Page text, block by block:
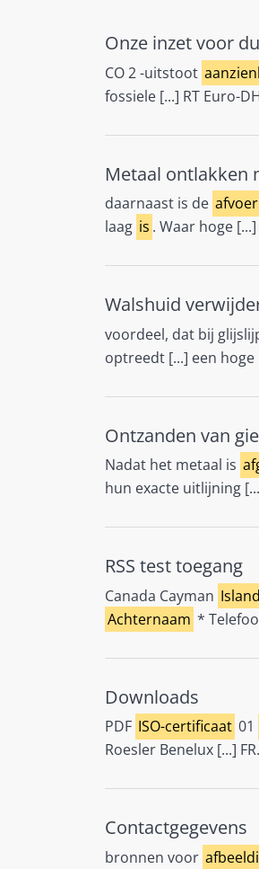
Onze inzet voor
CO 2 -uitstoot
fossiele [...] RT Euro-
Metaal ontlakken
daarnaast is de afvoer
laag is . Waar hoge
Walshuid
voordeel, dat bij
optreedt [...] een
Ontzanden van
Nadat het metaal is
hun exacte uitlijning
RSS test toegang
Canada Cayman
Achternaam *
Downloads
PDF ISO-certificaat 01
Roesler Benelux [...]
Contactgegevens
bronnen voor